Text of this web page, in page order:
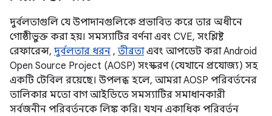
দুর্বলতাগুলি যে উপাদানগুলিকে প্রভাবিত করে তার অধীনে
গোষ্ঠীভুক্ত করা হয়। সমস্যাটির বর্ণনা এবং CVE, সংশ্লিষ্ট
রেফারেন্স, দুর্বলতার ধরন , তীব্রতাএবং আপডেট করা Android
Open Source Project (AOSP) সংস্করণ (যেখানে প্রযোজ্য) সহ
একটি টেবিল রয়েছে। উপলব্ধ হলে, আমরা AOSP পরিবর্তনের
তালিকার মতো বাগ আইডিতে সমস্যাটির সমাধানকারী
সর্বজনীন পরিবর্তনকে লিঙ্ক করি। যখন একাধিক পরিবর্তন